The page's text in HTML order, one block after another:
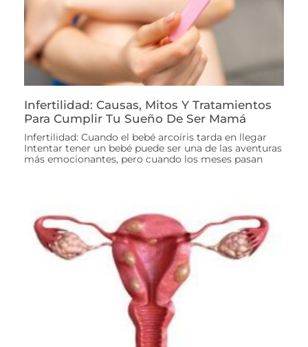
Infertilidad: Causas, Mitos Y Tratamientos
Para Cumplir Tu Sueño De Ser Mamá
Infertilidad: Cuando el bebé arcoíris tarda en llegar
Intentar tener un bebé puede ser una de las aventuras
más emocionantes, pero cuando los meses pasan